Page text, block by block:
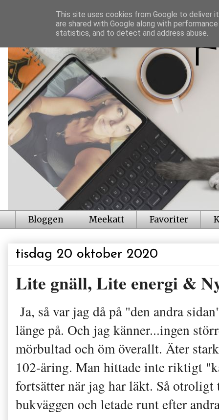
Bloggen Meekatt Favoriter
tisdag 20 oktober 2020
Lite gnäll, Lite energi &
Ja, så var jag då på "den andra
länge på. Och jag känner...ingen
mörbultad och öm överallt. Äter
102-åring. Man hittade inte riktigt
fortsätter när jag har läkt. Så
bukväggen och letade runt efter
This site uses cookies from Google to deliver
are shared with Google along with
statistics, and to detect and address abuse.